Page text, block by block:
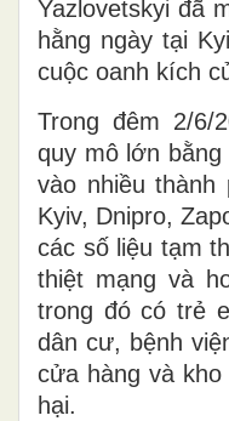
Yazlovetskyi đã
hằng ngày tại
cuộc oanh kích
Trong đêm 2/6/
quy mô lớn
vào nhiều thành
Kyiv, Dnipro,
các số liệu tạm
thiệt mạng và
trong đó có trẻ
dân cư, bệnh
cửa hàng và
hại.